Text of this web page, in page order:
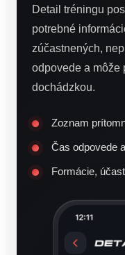
Detail tréningu
potrebné
zúčastnených,
odpovede a môže
dochádzkou.
Zoznam
Čas odpovede
Formácie,